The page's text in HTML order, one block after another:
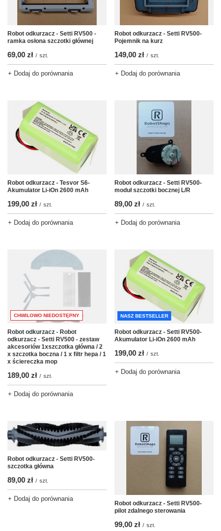
Robot odkurzacz - Setti RV500 -
ramka osłona szczotki głównej
69,00 zł / szt.
+ Dodaj do porównania
Robot odkurzacz - Setti RV500-
Pojemnik na kurz
149,00 zł / szt.
+ Dodaj do porównania
Robot odkurzacz - Tesvor S6-
Akumulator Li-iOn 2600 mAh
199,00 zł / szt.
+ Dodaj do porównania
Robot odkurzacz - Setti RV500-
moduł szczotki bocznej L/R
89,00 zł / szt.
+ Dodaj do porównania
CHWILOWO NIEDOSTĘPNY
Robot odkurzacz - Robot
odkurzacz - Setti RV500 - zestaw
akcesoriów 1xszczotka główna / 2
x szczotka boczna / 1 x filtr hepa / 1
x ściereczka mop
189,00 zł / szt.
+ Dodaj do porównania
NASZ BESTSELLER
Robot odkurzacz - Setti RV500-
Akumulator Li-iOn 2600 mAh
199,00 zł / szt.
+ Dodaj do porównania
Robot odkurzacz - Setti RV500-
szczotka główna
89,00 zł / szt.
+ Dodaj do porównania
Robot odkurzacz - Setti RV500-
pilot zdalnego sterowania
99,00 zł / szt.